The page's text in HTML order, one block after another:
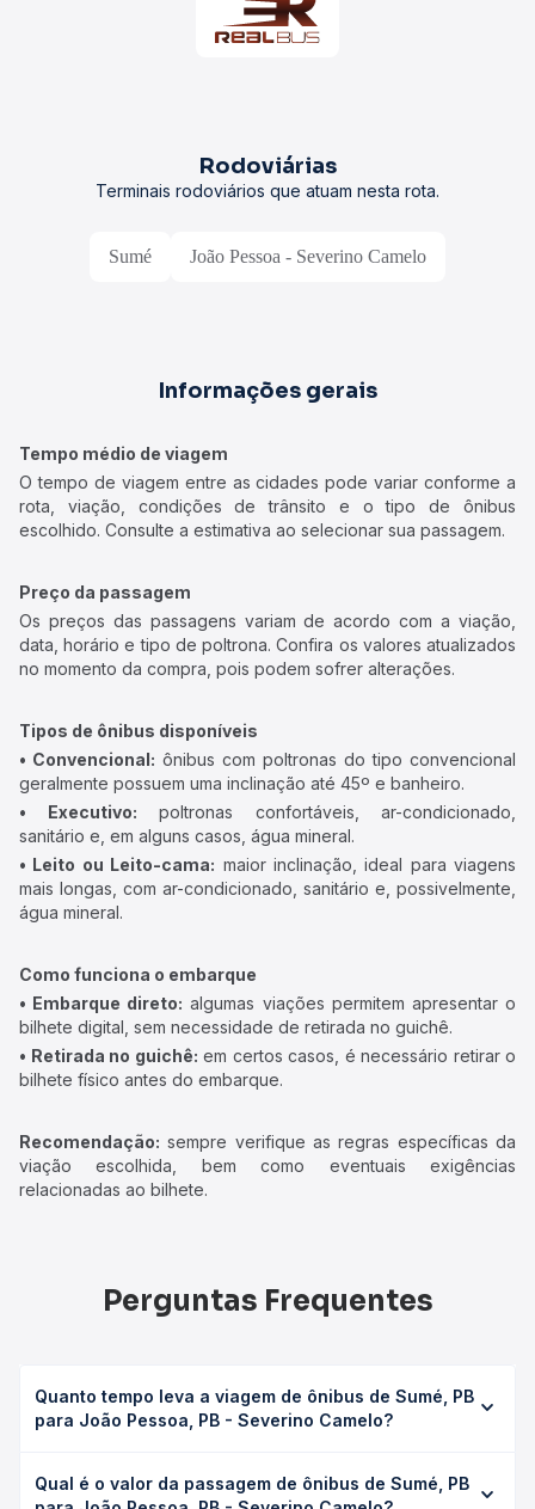
Rodoviárias
Terminais rodoviários que atuam nesta rota.
Sumé João Pessoa - Severino Camelo
Informações gerais
Tempo médio de viagem
O tempo de viagem entre as cidades pode variar conforme a
rota, viação, condições de trânsito e o tipo de ônibus
escolhido. Consulte a estimativa ao selecionar sua passagem.
Preço da passagem
Os preços das passagens variam de acordo com a viação,
data, horário e tipo de poltrona. Confira os valores atualizados
no momento da compra, pois podem sofrer alterações.
Tipos de ônibus disponíveis
• Convencional: ônibus com poltronas do tipo convencional
geralmente possuem uma inclinação até 45º e banheiro.
• Executivo: poltronas confortáveis, ar-condicionado,
sanitário e, em alguns casos, água mineral.
• Leito ou Leito-cama: maior inclinação, ideal para viagens
mais longas, com ar-condicionado, sanitário e, possivelmente,
água mineral.
Como funciona o embarque
• Embarque direto: algumas viações permitem apresentar o
bilhete digital, sem necessidade de retirada no guichê.
• Retirada no guichê: em certos casos, é necessário retirar o
bilhete físico antes do embarque.
Recomendação: sempre verifique as regras específicas da
viação escolhida, bem como eventuais exigências
relacionadas ao bilhete.
Perguntas Frequentes
Quanto tempo leva a viagem de ônibus de Sumé, PB
para João Pessoa, PB - Severino Camelo?
Severino Camelo leva em média 5h 31min, podendo variar
Qual é o valor da passagem de ônibus de Sumé, PB